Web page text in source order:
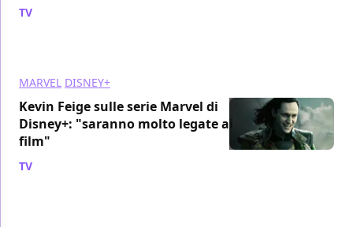
TV
MARVEL DISNEY+
Kevin Feige sulle serie Marvel di
Disney+: "saranno molto legate ai
film"
TV